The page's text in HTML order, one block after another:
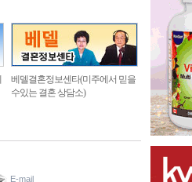
베델결혼정보센타(미주에서 믿을
수있는 결혼 상담소)
E-mail